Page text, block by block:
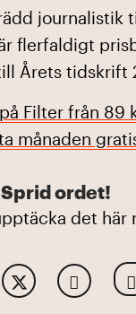
journalistik
flerfaldigt
Årets tidskrift
Filter från 89
månaden
Sprid ordet!
det här